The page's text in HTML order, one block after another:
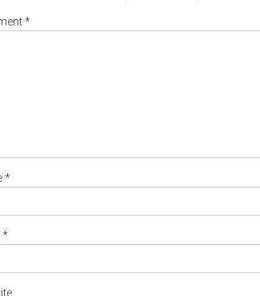
*
*
*